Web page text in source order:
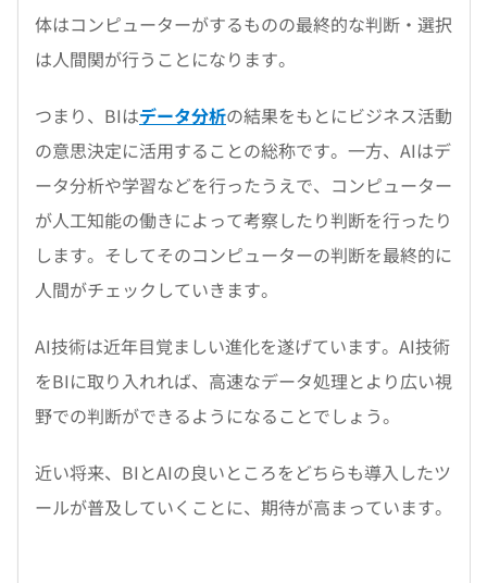
体はコンピューターがするものの最終的な判断・選択
は人間関が行うことになります。
つまり、BIはデータ分析の結果をもとにビジネス活動
の意思決定に活用することの総称です。一方、AIはデ
ータ分析や学習などを行ったうえで、コンピューター
が人工知能の働きによって考察したり判断を行ったり
します。そしてそのコンピューターの判断を最終的に
人間がチェックしていきます。
AI技術は近年目覚ましい進化を遂げています。AI技術
をBIに取り入れれば、高速なデータ処理とより広い視
野での判断ができるようになることでしょう。
近い将来、BIとAIの良いところをどちらも導入したツ
ールが普及していくことに、期待が高まっています。